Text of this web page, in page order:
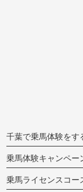
千葉で乗馬体験をす
乗馬体験キャンペー
乗馬ライセンスコー